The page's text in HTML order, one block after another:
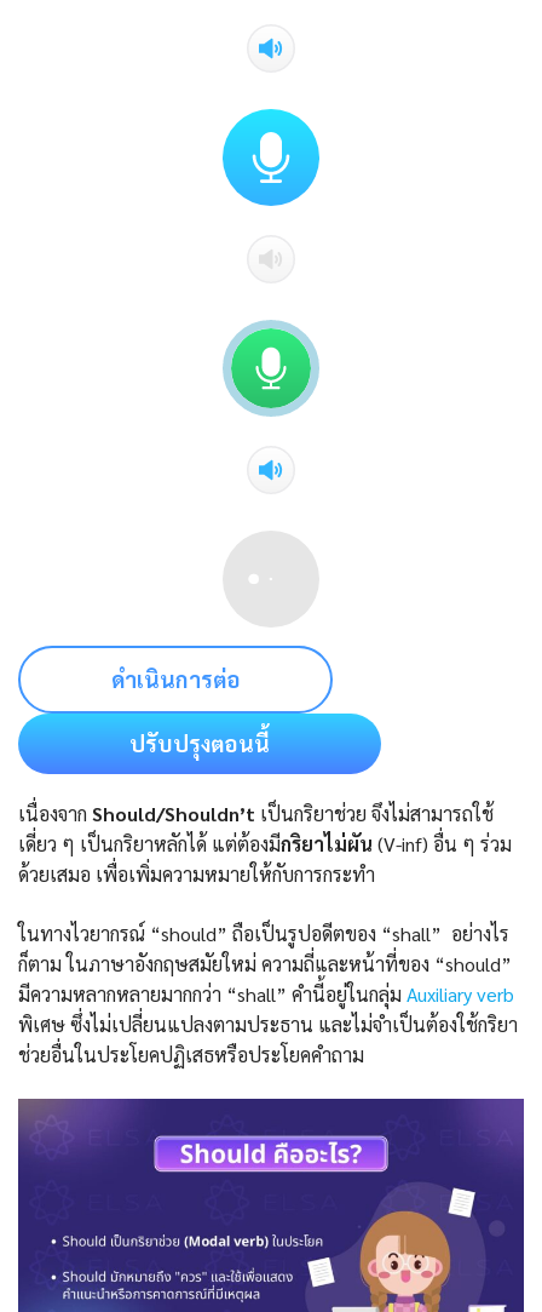
ดำเนินการต่อ
ปรับปรุงตอนนี้
เนื่องจาก Should/Shouldn’t เป็นกริยาช่วย จึงไม่สามารถใช้
เดี่ยว ๆ เป็นกริยาหลักได้ แต่ต้องมีกริยาไม่ผัน (V-inf) อื่น ๆ ร่วม
ด้วยเสมอ เพื่อเพิ่มความหมายให้กับการกระทำ
ในทางไวยากรณ์ “should” ถือเป็นรูปอดีตของ “shall” อย่างไร
ก็ตาม ในภาษาอังกฤษสมัยใหม่ ความถี่และหน้าที่ของ “should”
มีความหลากหลายมากกว่า “shall” คำนี้อยู่ในกลุ่ม Auxiliary verb
พิเศษ ซึ่งไม่เปลี่ยนแปลงตามประธาน และไม่จำเป็นต้องใช้กริยา
ช่วยอื่นในประโยคปฏิเสธหรือประโยคคำถาม